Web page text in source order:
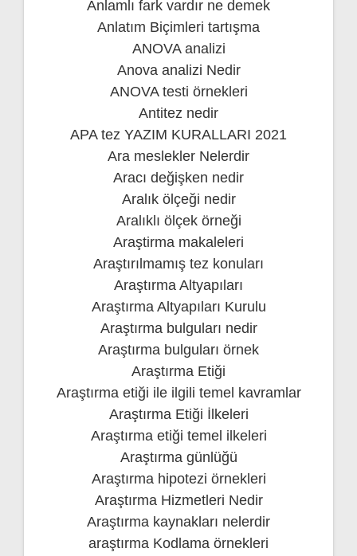
Anlamlı fark vardır ne demek
Anlatım Biçimleri tartışma
ANOVA analizi
Anova analizi Nedir
ANOVA testi örnekleri
Antitez nedir
APA tez YAZIM KURALLARI 2021
Ara meslekler Nelerdir
Aracı değişken nedir
Aralık ölçeği nedir
Aralıklı ölçek örneği
Araştirma makaleleri
Araştırılmamış tez konuları
Araştırma Altyapıları
Araştırma Altyapıları Kurulu
Araştırma bulguları nedir
Araştırma bulguları örnek
Araştırma Etiği
Araştırma etiği ile ilgili temel kavramlar
Araştırma Etiği İlkeleri
Araştırma etiği temel ilkeleri
Araştırma günlüğü
Araştırma hipotezi örnekleri
Araştırma Hizmetleri Nedir
Araştırma kaynakları nelerdir
araştırma Kodlama örnekleri